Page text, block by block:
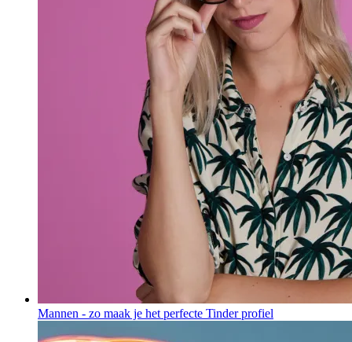
Mannen - zo maak je het perfecte Tinder profiel